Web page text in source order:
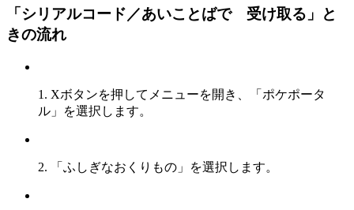
「シリアルコード／あいことばで 受け取る」と
きの流れ
1. Xボタンを押してメニューを開き、「ポケポータ
ル」を選択します。
2. 「ふしぎなおくりもの」を選択します。